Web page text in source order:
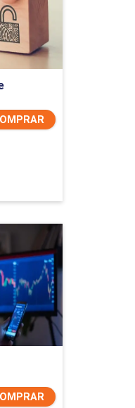
Varia¿veis
Atributos ¿
Agora
Agora